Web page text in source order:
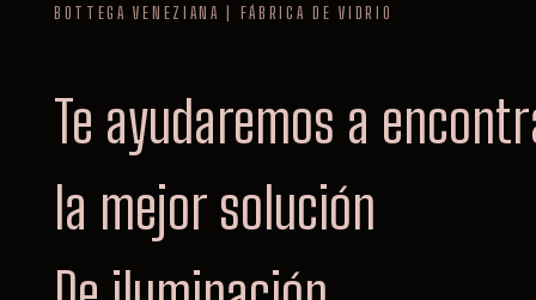
BOTTEGA VENEZIANA | FÁBRICA DE VIDRIO
Te ayudaremos a
la mejor solución